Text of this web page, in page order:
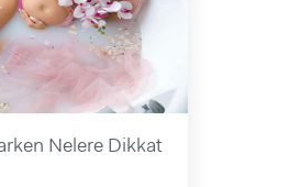
Nelere Dikkat